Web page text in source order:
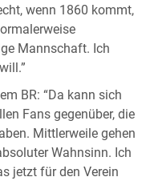
wenn 1860 kommt,
Mannschaft. Ich
BR: “Da kann sich
Fans gegenüber, die
Mittlerweile gehen
Wahnsinn. Ich
jetzt für den Verein